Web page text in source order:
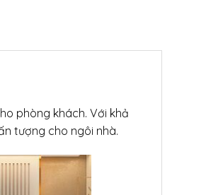
phòng khách. Với khả
tượng cho ngôi nhà.